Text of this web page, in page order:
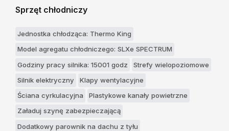
Sprzęt chłodniczy
Jednostka chłodząca: Thermo King
Model agregatu chłodniczego: SLXe SPECTRUM
Godziny pracy silnika: 15001 godz
Strefy wielopoziomowe
Silnik elektryczny
Klapy wentylacyjne
Ściana cyrkulacyjna
Plastykowe kanały powietrzne
Załaduj szynę zabezpieczającą
Dodatkowy parownik na dachu z tyłu